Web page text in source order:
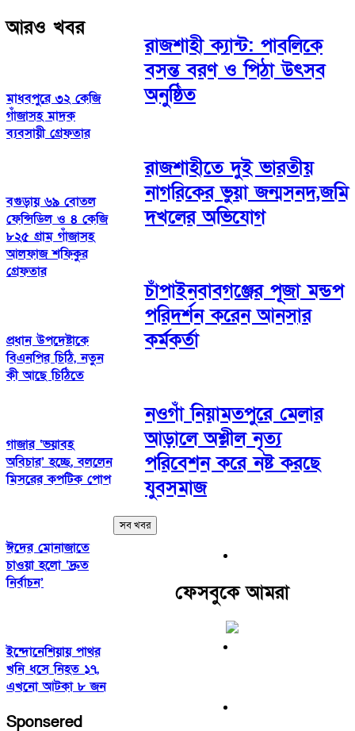
আরও খবর
মাধবপুরে ৩২ কেজি
গাঁজাসহ মাদক
ব্যবসায়ী গ্রেফতার
বগুড়ায় ৬৯ বোতল
ফেন্সিডিল ও ৪ কেজি
৮২৫ গ্রাম গাঁজাসহ
আলফাজ শফিকুর
গ্রেফতার
প্রধান উপদেষ্টাকে
বিএনপির চিঠি, নতুন
কী আছে চিঠিতে
গাজার ‘ভয়াবহ
অবিচার’ হচ্ছে, বললেন
মিসরের কপটিক পোপ
ঈদের মোনাজাতে
চাওয়া হলো ‘দ্রুত
নির্বাচন’
ইন্দোনেশিয়ায় পাথর
খনি ধসে নিহত ১৭,
এখনো আটকা ৮ জন
Sponsered
রাজশাহী ক্যান্ট: পাবলিকে
বসন্ত বরণ ও পিঠা উৎসব
অনুষ্ঠিত
রাজশাহীতে দুই ভারতীয়
নাগরিকের ভুয়া জন্মসনদ,জমি
দখলের অভিযোগ
চাঁপাইনবাবগঞ্জের পূজা মন্ডপ
পরিদর্শন করেন আনসার
কর্মকর্তা
নওগাঁ নিয়ামতপুরে মেলার
আড়ালে অশ্লীল নৃত্য
পরিবেশন করে নষ্ট করছে
যুবসমাজ
সব খবর
ফেসবুকে আমরা